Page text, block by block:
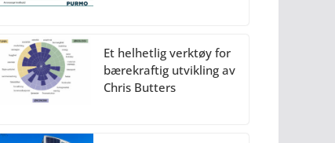
Et helhetlig verktøy for
bærekraftig utvikling av
Chris Butters